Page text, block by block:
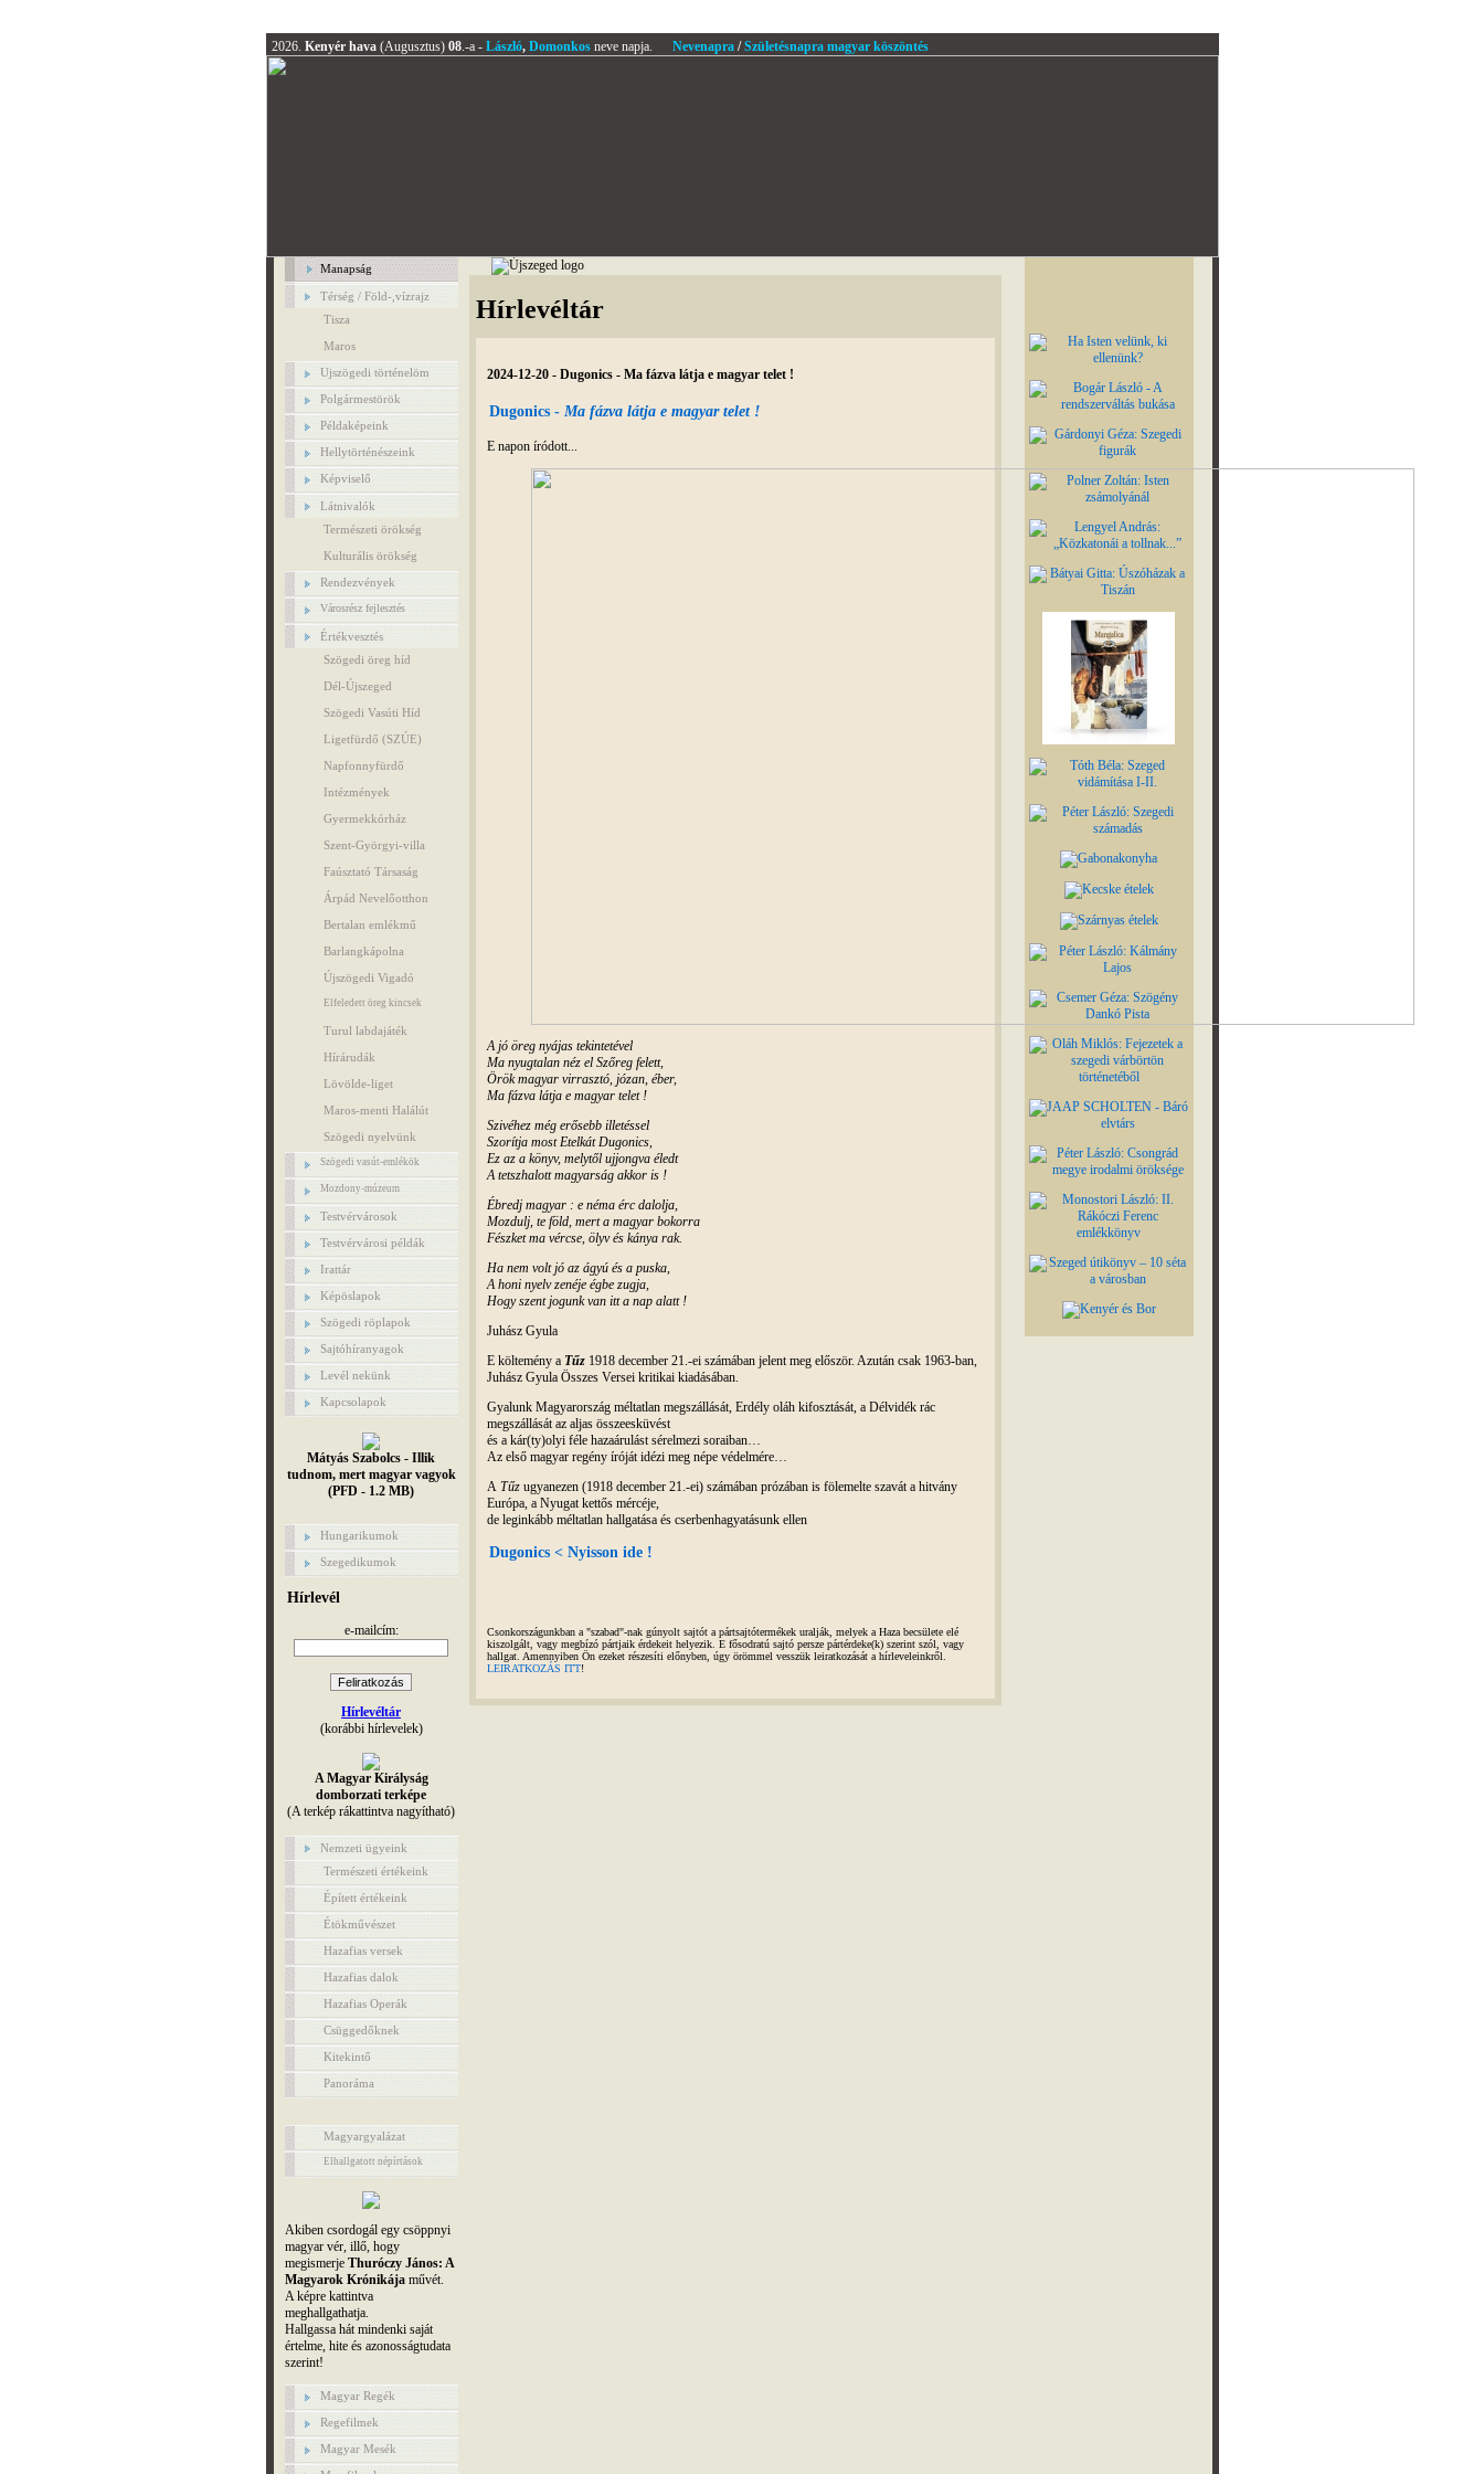
2026. Kenyér hava (Augusztus) 08.-a - László, Domonkosneve napja. Nevenapra/Születésnapra magyar köszöntés
Manapság
Térség / Föld-,vízrajz
Tisza
Maros
Ujszögedi történelöm
Polgármestörök
Példaképeink
Hellytörténészeink
Képviselő
Látnivalók
Természeti örökség
Kulturális örökség
Rendezvények
Városrész fejlesztés
Értékvesztés
Szögedi öreg híd
Dél-Újszeged
Szögedi Vasúti Híd
Ligetfürdő (SZÚE)
Napfonnyfürdő
Intézmények
Gyermekkórház
Szent-Györgyi-villa
Faúsztató Társaság
Árpád Nevelőotthon
Bertalan emlékmű
Barlangkápolna
Újszögedi Vigadó
Elfeledett öreg kincsek
Turul labdajáték
Hírárudák
Lövölde-liget
Maros-menti Halálút
Szögedi nyelvünk
Szögedi vasút-emlékök
Mozdony-múzeum
Testvérvárosok
Testvérvárosi példák
Irattár
Képöslapok
Szögedi röplapok
Sajtóhíranyagok
Levél nekünk
Kapcsolapok
Mátyás Szabolcs - Illik
tudnom, mert magyar vagyok
(PFD - 1.2 MB)
Hungarikumok
Szegedikumok
Hírlevél
e-mailcím:
Hírlevéltár
(korábbi hírlevelek)
A Magyar Királyság
domborzati terképe
(A terkép rákattintva nagyítható)
Nemzeti ügyeink
Természeti értékeink
Épített értékeink
Étökművészet
Hazafias versek
Hazafias dalok
Hazafias Operák
Csüggedőknek
Kitekintő
Panoráma
Magyargyalázat
Elhallgatott népírtások
Akiben csordogál egy csöppnyi
magyar vér, illő, hogy
megismerje Thuróczy János: A
Magyarok Krónikájaművét.
A képre kattintva
meghallgathatja.
Hallgassa hát mindenki saját
értelme, hite és azonosságtudata
szerint!
Magyar Regék
Regefilmek
Magyar Mesék
Hírlevéltár
2024-12-20 - Dugonics - Ma fázva látja e magyar telet !
Dugonics - Ma fázva látja e magyar telet !
E napon íródott...
A jó öreg nyájas tekintetével
Ma nyugtalan néz el Szőreg felett,
Örök magyar virrasztó, józan, éber,
Ma fázva látja e magyar telet !
Szivéhez még erősebb illetéssel
Szorítja most Etelkát Dugonics,
Ez az a könyv, melytől ujjongva éledt
A tetszhalott magyarság akkor is !
Ébredj magyar : e néma érc dalolja,
Mozdulj, te föld, mert a magyar bokorra
Fészket ma vércse, ölyv és kánya rak.
Ha nem volt jó az ágyú és a puska,
A honi nyelv zenéje égbe zugja,
Hogy szent jogunk van itt a nap alatt !
Juhász Gyula
E költemény a Tűz1918 december 21.-ei számában jelent meg először. Azután csak 1963-ban,
Juhász Gyula Összes Versei kritikai kiadásában.
Gyalunk Magyarország méltatlan megszállását, Erdély oláh kifosztását, a Délvidék rác
megszállását az aljas összeesküvést
és a kár(ty)olyi féle hazaárulást sérelmezi soraiban…
Az első magyar regény íróját idézi meg népe védelmére…
A Tűzugyanezen (1918 december 21.-ei) számában prózában is fölemelte szavát a hitvány
Európa, a Nyugat kettős mércéje,
de leginkább méltatlan hallgatása és cserbenhagyatásunk ellen
Dugonics < Nyisson ide !
Csonkországunkban a "szabad"-nak gúnyolt sajtót a pártsajtótermékek uralják, melyek a Haza becsülete elé
kiszolgált, vagy megbízó pártjaik érdekeit helyezik. E fősodratú sajtó persze pártérdeke(k) szerint szól, vagy
hallgat. Amennyiben Ön ezeket részesíti előnyben, úgy örömmel vesszük leiratkozását a hírleveleinkről.
LEIRATKOZÁS ITT!